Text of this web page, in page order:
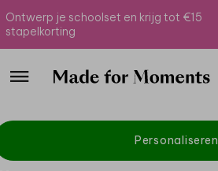
Ontwerp je schoolset en krijg tot €15
stapelkorting
Personaliseren